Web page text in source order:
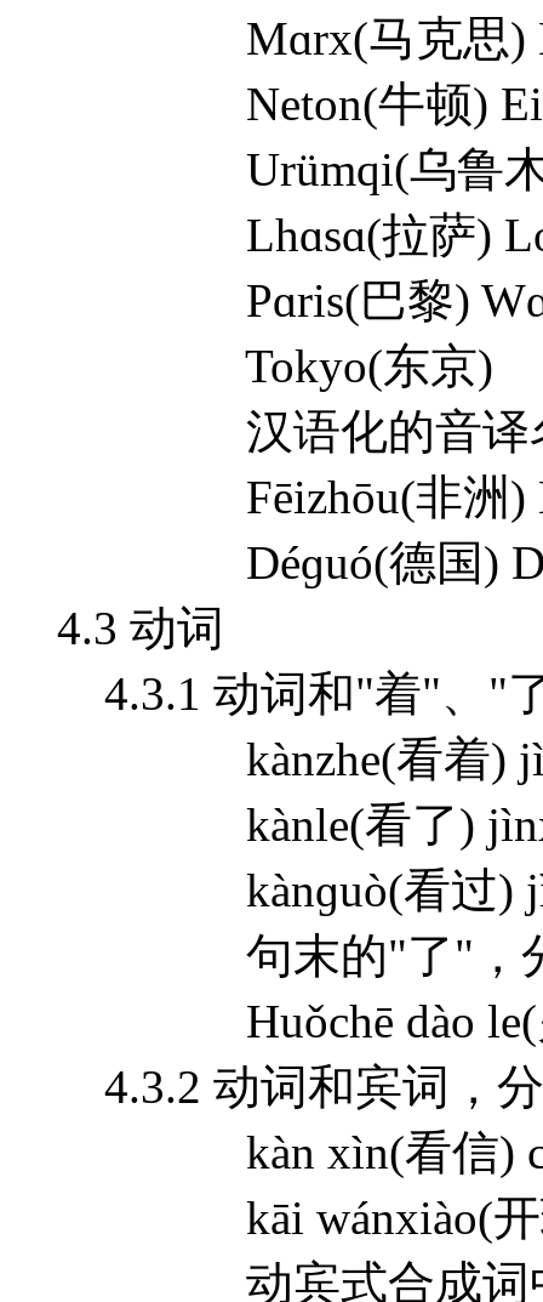
Mɑrx(马克思)
Neton(牛顿)
Urümqi(乌鲁木齐)
Lhɑsɑ(拉萨)
Pɑris(巴黎)
Tokyo(东京)
汉语化的音译名词
Fēizhōu(非洲)
Déɡuó(德国)
4.3 动词
4.3.1 动词和"着"、"
kànzhe(看着)
kànle(看了)
kànɡuò(看过)
句末的"了"，分
Huǒchē dào le(火
4.3.2 动词和宾词，
kàn xìn(看信) chī
kāi wánxiào(开玩
动宾式合成词中间